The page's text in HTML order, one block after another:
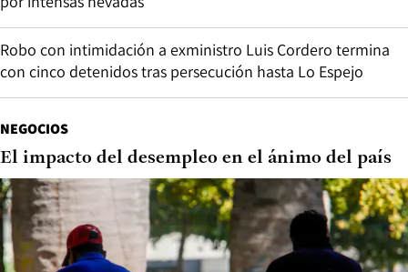
Robo con intimidación a exministro Luis Cordero termina
con cinco detenidos tras persecución hasta Lo Espejo
NEGOCIOS
El impacto del desempleo en el ánimo del país